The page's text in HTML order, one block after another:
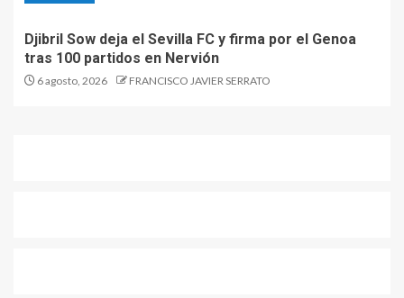
Djibril Sow deja el Sevilla FC y firma por el Genoa
tras 100 partidos en Nervión
6 agosto, 2026 FRANCISCO JAVIER SERRATO